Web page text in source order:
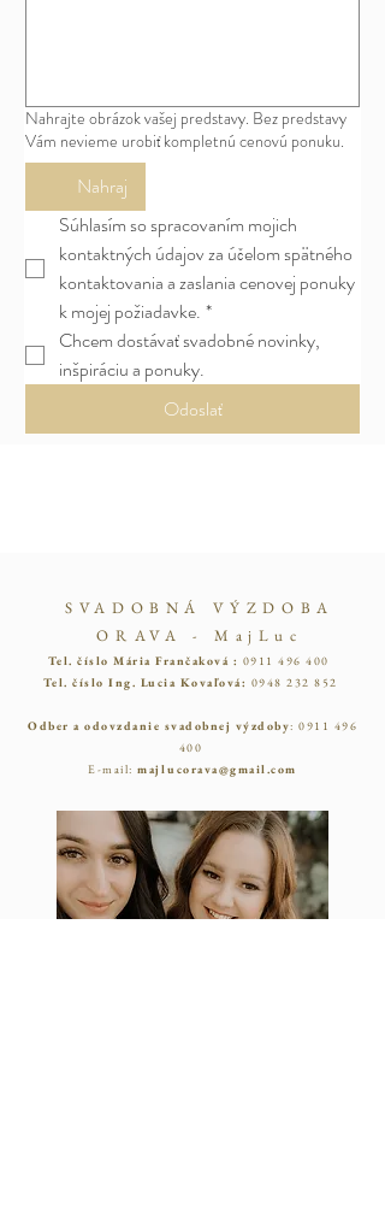
Nahrajte obrázok vašej predstavy. Bez predstavy
Vám nevieme urobiť kompletnú cenovú ponuku.
Nahraj
Súhlasím so spracovaním mojich
kontaktných údajov za účelom spätného
kontaktovania a zaslania cenovej ponuky
k mojej požiadavke. *
Chcem dostávať svadobné novinky,
inšpiráciu a ponuky.
Odoslať
SVADOBNÁ VÝZDOBA
ORAVA - MajLuc
Tel. číslo Mária Frančaková : 0911 496 400
Tel. číslo Ing. Lucia Kovaľová: 0948 232 852
Odber a odovzdanie svadobnej výzdoby: 0911 496
400
E-mail:majlucorava@gmail.com